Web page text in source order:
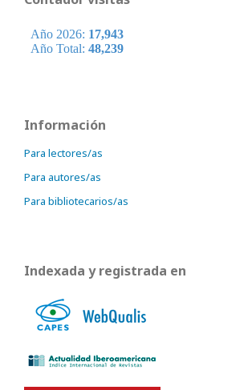
Información
Para lectores/as
Para autores/as
Para bibliotecarios/as
Indexada y registrada en